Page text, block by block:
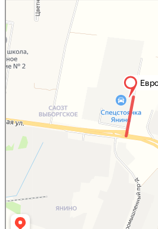
Яндекс.Карты
Яндекс.Карты — поиск мест и адресов, городской